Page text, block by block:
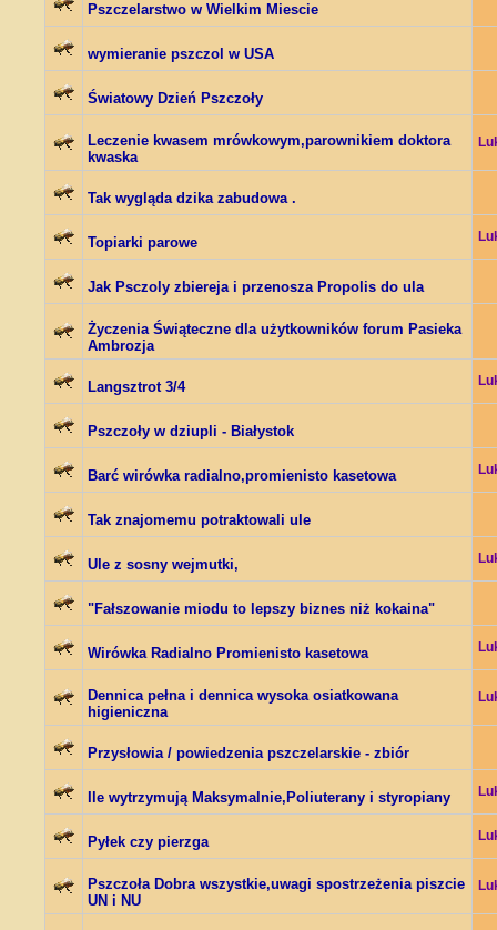
Pszczelarstwo w Wielkim Miescie
wymieranie pszczol w USA
Światowy Dzień Pszczoły
Leczenie kwasem mrówkowym,parownikiem doktora
kwaska
Tak wygląda dzika zabudowa .
Topiarki parowe
Jak Psczoly zbiereja i przenosza Propolis do ula
Życzenia Świąteczne dla użytkowników forum Pasieka
Ambrozja
Langsztrot 3/4
Pszczoły w dziupli - Białystok
Barć wirówka radialno,promienisto kasetowa
Tak znajomemu potraktowali ule
Ule z sosny wejmutki,
"Fałszowanie miodu to lepszy biznes niż kokaina"
Wirówka Radialno Promienisto kasetowa
Dennica pełna i dennica wysoka osiatkowana
higieniczna
Przysłowia / powiedzenia pszczelarskie - zbiór
Ile wytrzymują Maksymalnie,Poliuterany i styropiany
Pyłek czy pierzga
Pszczoła Dobra wszystkie,uwagi spostrzeżenia piszcie
UN i NU